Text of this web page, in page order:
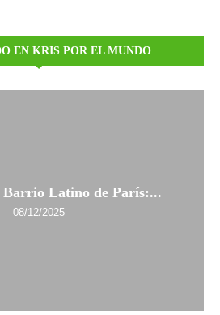
EN KRIS POR EL MUNDO
Barrio Latino de París:...
08/12/2025